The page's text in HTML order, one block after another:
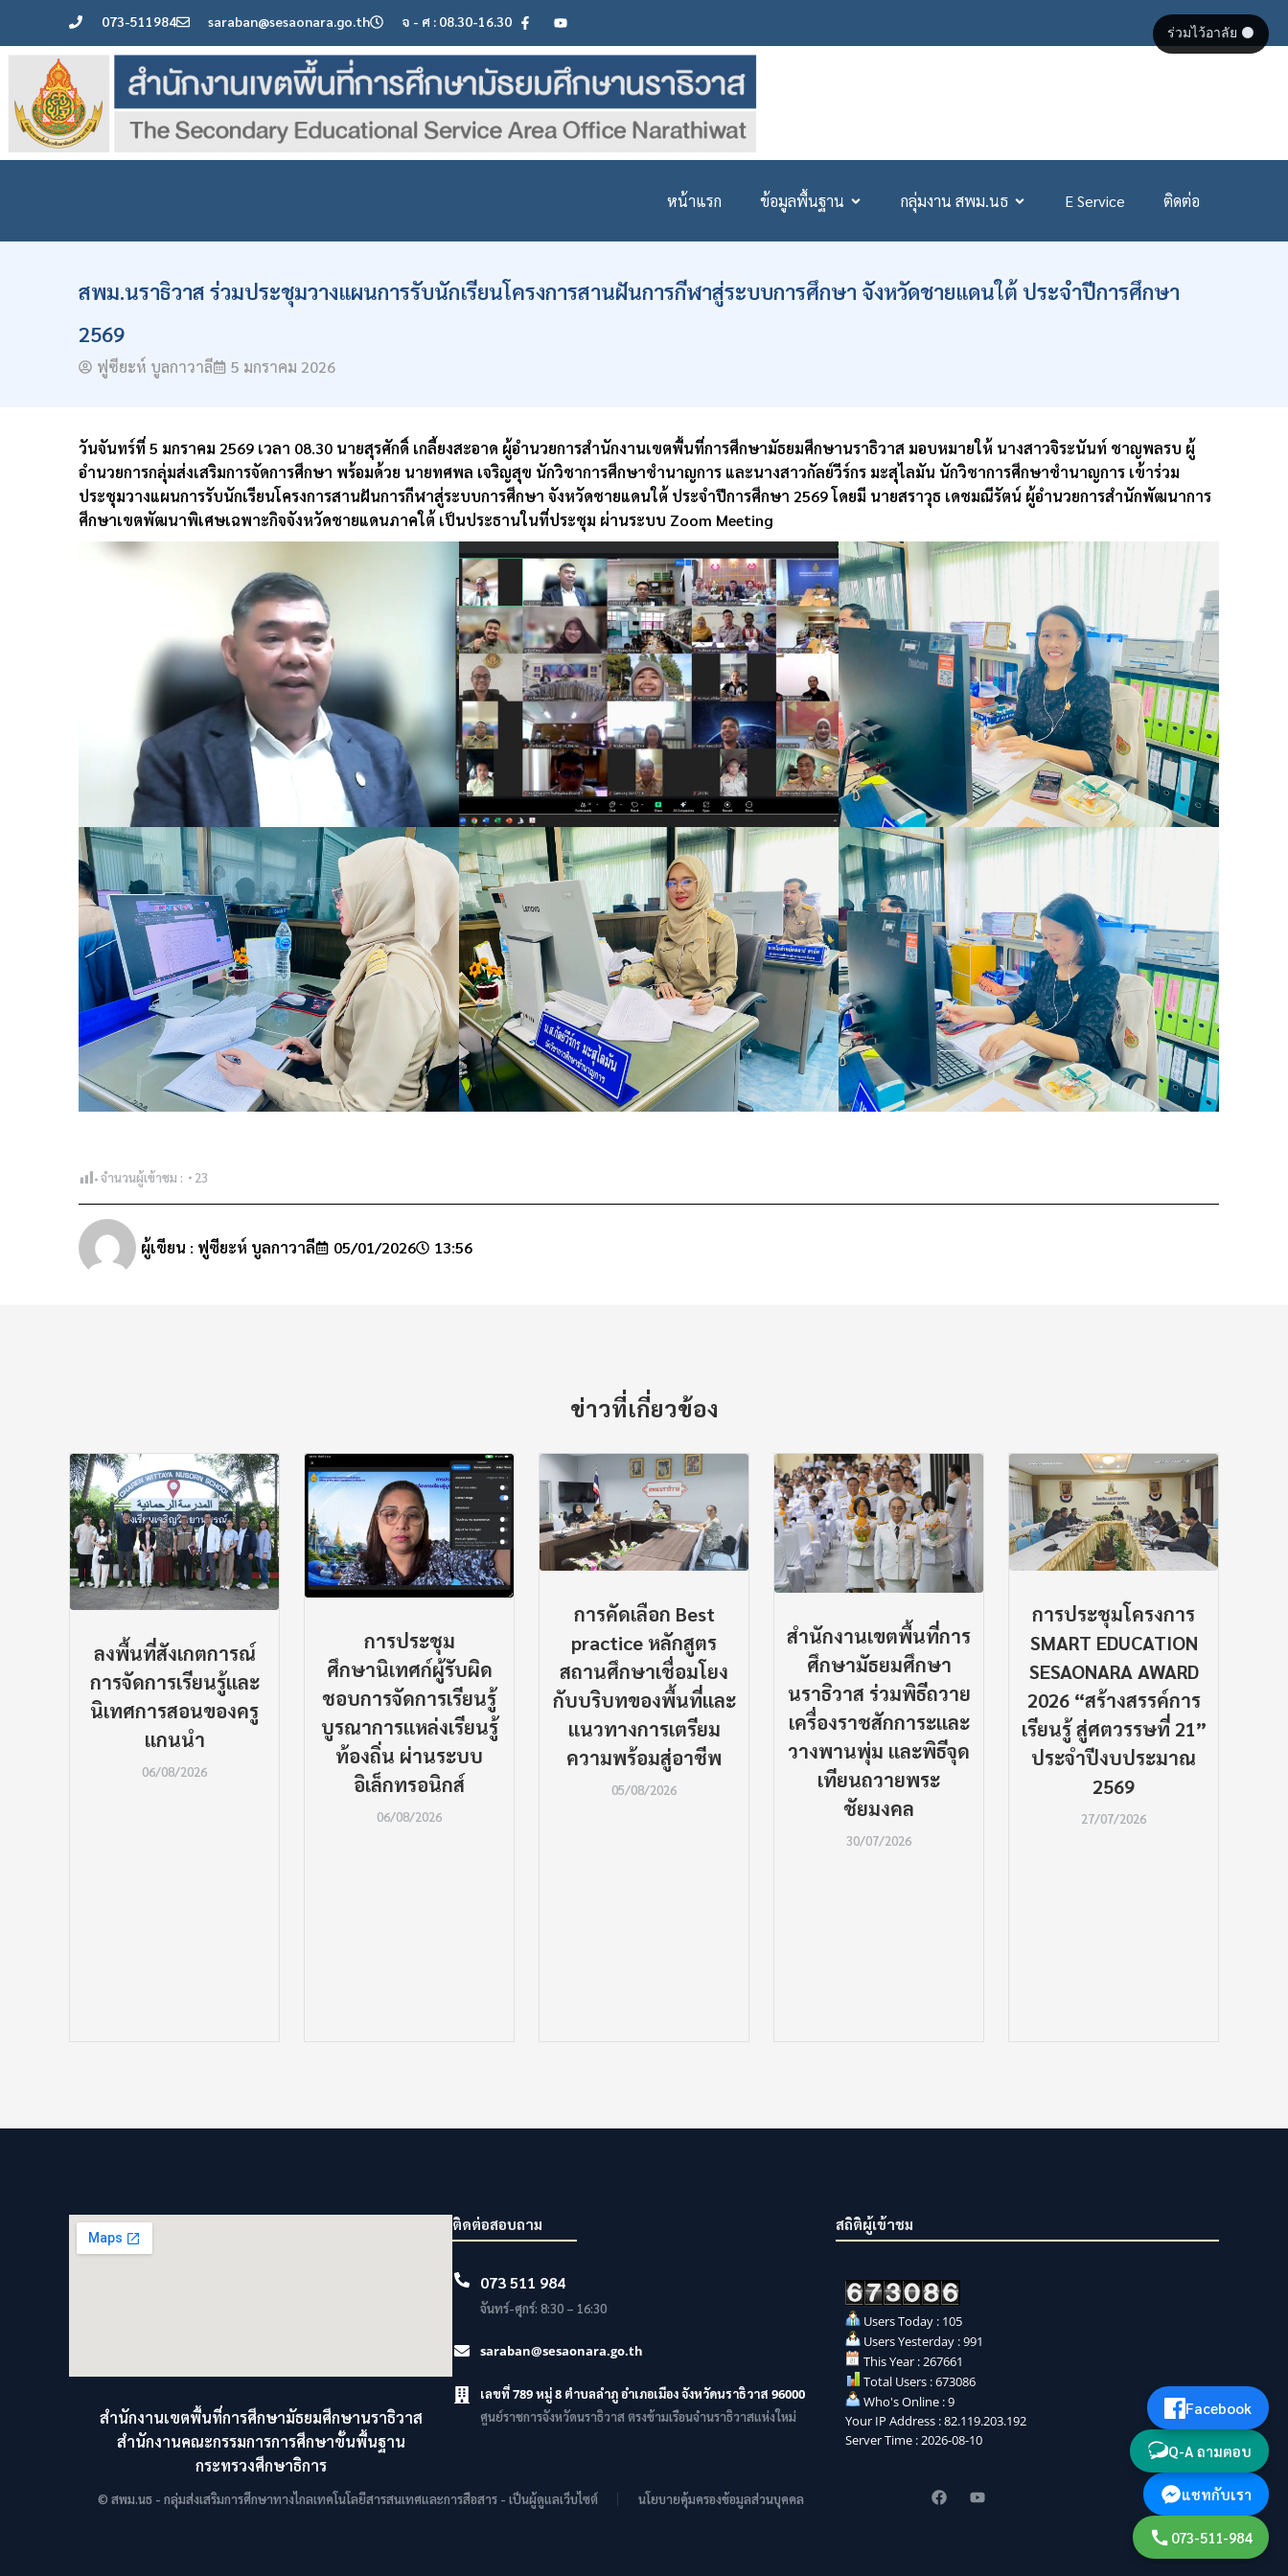
073-511984 saraban@sesaonara.go.th จ - ศ : 08.30-16.30
หน้าแรก ข้อมูลพื้นฐาน กลุ่มงาน สพม.นธ E Service ติดต่อ
สพม.นราธิวาส ร่วมประชุมวางแผนการรับนักเรียนโครงการสานฝันการกีฬาสู่ระบบการศึกษา จังหวัดชายแดนใต้ ประจำปีการศึกษา
2569
ฟูซียะห์ บูลกาวาลี 5 มกราคม 2026
วันจันทร์ที่ 5 มกราคม 2569 เวลา 08.30 นายสุรศักดิ์ เกลี้ยงสะอาด ผู้อำนวยการสำนักงานเขตพื้นที่การศึกษามัธยมศึกษานราธิวาส มอบหมายให้ นางสาวจิระนันท์ ชาญพลรบ ผู้
อำนวยการกลุ่มส่งเสริมการจัดการศึกษา พร้อมด้วย นายทศพล เจริญสุข นักวิชาการศึกษาชำนาญการ และนางสาวกัลย์วีร์กร มะสุไลมัน นักวิชาการศึกษาชำนาญการ เข้าร่วม
ประชุมวางแผนการรับนักเรียนโครงการสานฝันการกีฬาสู่ระบบการศึกษา จังหวัดชายแดนใต้ ประจำปีการศึกษา 2569 โดยมี นายสราวุธ เดชมณีรัตน์ ผู้อำนวยการสำนักพัฒนาการ
ศึกษาเขตพัฒนาพิเศษเฉพาะกิจจังหวัดชายแดนภาคใต้ เป็นประธานในที่ประชุม ผ่านระบบ Zoom Meeting
จำนวนผู้เข้าชม : 23
ผู้เขียน : ฟูซียะห์ บูลกาวาลี 05/01/2026 13:56
ข่าวที่เกี่ยวข้อง
ลงพื้นที่สังเกตการณ์
การจัดการเรียนรู้และ
นิเทศการสอนของครู
แกนนำ
06/08/2026
การประชุม
ศึกษานิเทศก์ผู้รับผิด
ชอบการจัดการเรียนรู้
บูรณาการแหล่งเรียนรู้
ท้องถิ่น ผ่านระบบ
อิเล็กทรอนิกส์
06/08/2026
การคัดเลือก Best
practice หลักสูตร
สถานศึกษาเชื่อมโยง
กับบริบทของพื้นที่และ
แนวทางการเตรียม
ความพร้อมสู่อาชีพ
05/08/2026
สำนักงานเขตพื้นที่การ
ศึกษามัธยมศึกษา
นราธิวาส ร่วมพิธีถวาย
เครื่องราชสักการะและ
วางพานพุ่ม และพิธีจุด
เทียนถวายพระ
ชัยมงคล
30/07/2026
การประชุมโครงการ
SMART EDUCATION
SESAONARA AWARD
2026 “สร้างสรรค์การ
เรียนรู้ สู่ศตวรรษที่ 21”
ประจำปีงบประมาณ
2569
27/07/2026
สำนักงานเขตพื้นที่การศึกษามัธยมศึกษานราธิวาส
สำนักงานคณะกรรมการการศึกษาขั้นพื้นฐาน
กระทรวงศึกษาธิการ
ติดต่อสอบถาม
073 511 984
จันทร์-ศุกร์: 8:30 – 16:30
saraban@sesaonara.go.th
เลขที่ 789 หมู่ 8 ตำบลลำภู อำเภอเมือง จังหวัดนราธิวาส 96000
ศูนย์ราชการจังหวัดนราธิวาส ตรงข้ามเรือนจำนราธิวาสแห่งใหม่
สถิติผู้เข้าชม
Users Today : 105
Users Yesterday : 991
This Year : 267661
Total Users : 673086
Who's Online : 9
Your IP Address : 82.119.203.192
Server Time : 2026-08-10
© สพม.นธ - กลุ่มส่งเสริมการศึกษาทางไกลเทคโนโลยีสารสนเทศและการสือสาร - เป็นผู้ดูแลเว็บไซต์ นโยบายคุ้มครองข้อมูลส่วนบุคคล
073-511-984
แชทกับเรา
Q-A ถามตอบ
Facebook
ร่วมไว้อาลัย ⚫